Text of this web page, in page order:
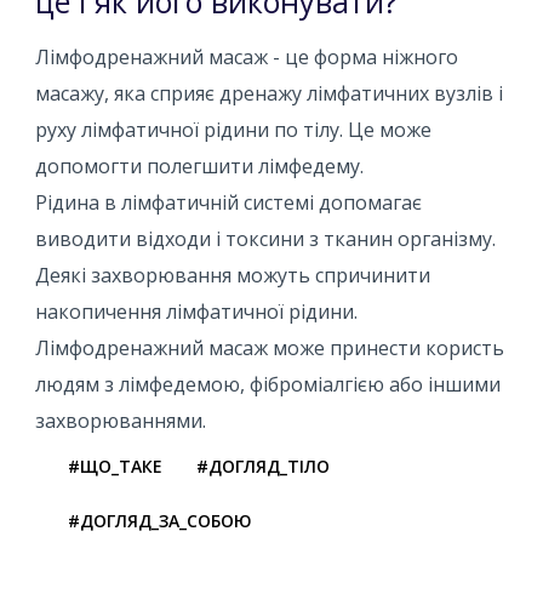
Лімфодренажний масаж - це форма ніжного
масажу, яка сприяє дренажу лімфатичних вузлів і
руху лімфатичної рідини по тілу. Це може
допомогти полегшити лімфедему.
Рідина в лімфатичній системі допомагає
виводити відходи і токсини з тканин організму.
Деякі захворювання можуть спричинити
накопичення лімфатичної рідини.
Лімфодренажний масаж може принести користь
людям з лімфедемою, фіброміалгією або іншими
захворюваннями.
#ЩО_ТАКЕ #ДОГЛЯД_ТІЛО
#ДОГЛЯД_ЗА_СОБОЮ